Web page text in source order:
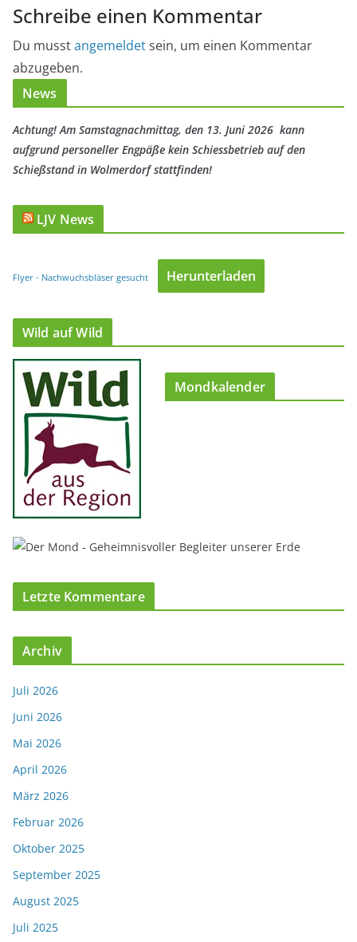
Schreibe einen Kommentar
Du musstangemeldetsein, um einen Kommentar
abzugeben.
News
Achtung! Am Samstagnachmittag, den 13. Juni 2026 kann
aufgrund personeller Engpäße kein Schiessbetrieb auf den
Schießstand in Wolmerdorf stattfinden!
LJV News
Flyer - Nachwuchsbläser gesucht Herunterladen
Wild auf Wild
Mondkalender
Letzte Kommentare
Archiv
Juli 2026
Juni 2026
Mai 2026
April 2026
März 2026
Februar 2026
Oktober 2025
September 2025
August 2025
Juli 2025